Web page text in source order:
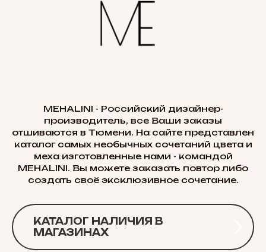
MEHALINI - Российский дизайнер-
производитель, все Ваши заказы
отшиваются в Тюмени. На сайте представлен
каталог самых необычных сочетаний цвета и
меха изготовленные нами - командой
MEHALINI. Вы можете заказать повтор либо
создать своё эксклюзивное сочетание.
КАТАЛОГ НАЛИЧИЯ В
МАГАЗИНАХ